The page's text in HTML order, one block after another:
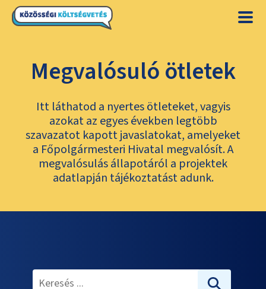
Megvalósuló ötletek
Itt láthatod a nyertes ötleteket, vagyis
azokat az egyes években legtöbb
szavazatot kapott javaslatokat, amelyeket
a Főpolgármesteri Hivatal megvalósít. A
megvalósulás állapotáról a projektek
adatlapján tájékoztatást adunk.